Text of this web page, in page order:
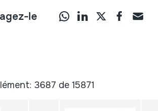
le
3687 de 15871